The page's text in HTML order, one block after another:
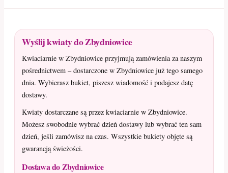
Wyślij kwiaty do Zbydniowice
Kwiaciarnie w Zbydniowice przyjmują zamówienia za naszym
pośrednictwem – dostarczone w Zbydniowice już tego samego
dnia. Wybierasz bukiet, piszesz wiadomość i podajesz datę
dostawy.
Kwiaty dostarczane są przez kwiaciarnie w Zbydniowice.
Możesz swobodnie wybrać dzień dostawy lub wybrać ten sam
dzień, jeśli zamówisz na czas. Wszystkie bukiety objęte są
gwarancją świeżości.
Dostawa do Zbydniowice